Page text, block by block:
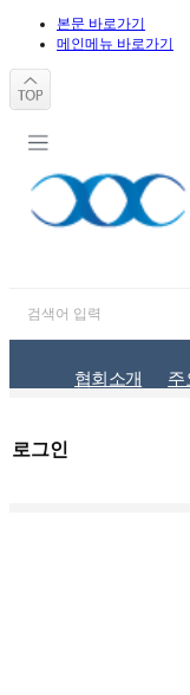
본문 바로가기
메인메뉴 바로가기
협회소개 주
로그인